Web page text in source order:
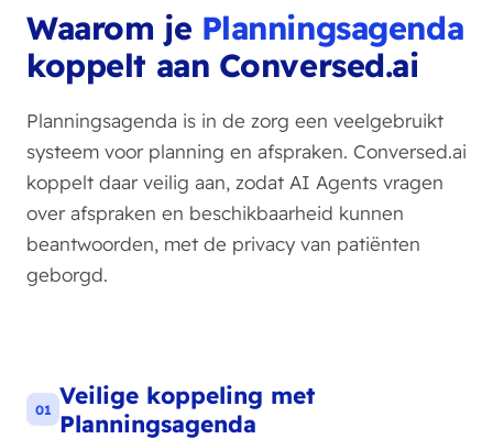
Waarom je Planningsagenda
koppelt aan Conversed.ai
Planningsagenda is in de zorg een veelgebruikt
systeem voor planning en afspraken. Conversed.ai
koppelt daar veilig aan, zodat AI Agents vragen
over afspraken en beschikbaarheid kunnen
beantwoorden, met de privacy van patiënten
geborgd.
01 Veilige koppeling met
Planningsagenda